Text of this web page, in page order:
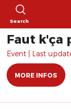
Search
Faut k'ça
Event | Last
MORE INFOS